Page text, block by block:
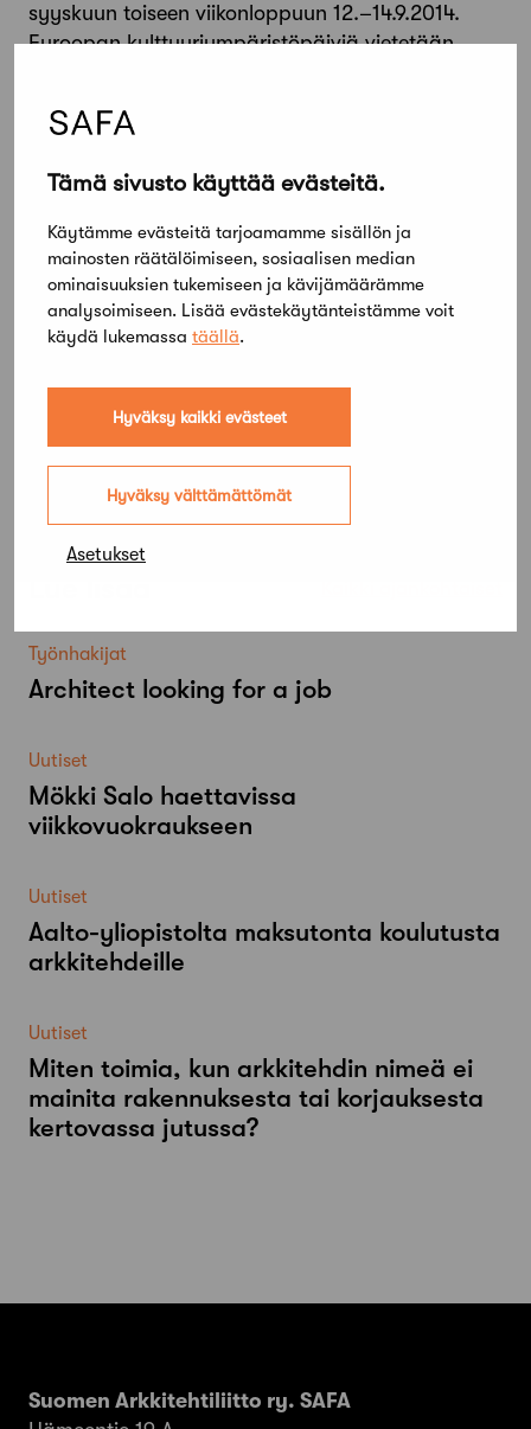
Tämä sivusto käyttää evästeitä.
Käytämme evästeitä tarjoamamme sisällön ja
mainosten räätälöimiseen, sosiaalisen median
ominaisuuksien tukemiseen ja kävijämäärämme
analysoimiseen. Lisää evästekäytänteistämme voit
käydä lukemassa täällä.
Hyväksy kaikki evästeet
Hyväksy välttämättömät
Asetukset
syyskuun toiseen viikonloppuun 12.–14.9.2014.
Euroopan kulttuuriympäristöpäiviä vietetään
12.9.2014
Jaa artikkeli
Työnhakijat
Architect looking for a job
Uutiset
Mökki Salo haettavissa
viikkovuokraukseen
Uutiset
Aalto-​yliopistolta maksutonta koulutusta
arkkitehdeille
Uutiset
Miten toimia, kun arkkitehdin nimeä ei
mainita rakennuksesta tai korjauksesta
kertovassa jutussa?
Suomen Arkkitehtiliitto ry. SAFA